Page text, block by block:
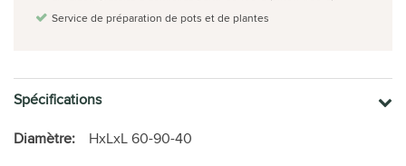
Service de préparation de pots et de plantes
Spécifications
Diamètre:
HxLxL 60-90-40